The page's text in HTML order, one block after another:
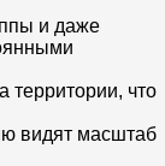
и даже
территории, что
видят масштаб